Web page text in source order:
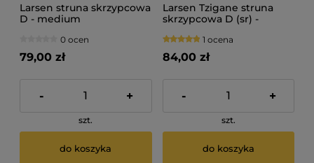
Larsen struna skrzypcowa
D - medium
0 ocen
79,00 zł
- +
szt.
do koszyka
Larsen Tzigane struna
skrzypcowa D (sr) -
1 ocena
84,00 zł
- +
szt.
do koszyka